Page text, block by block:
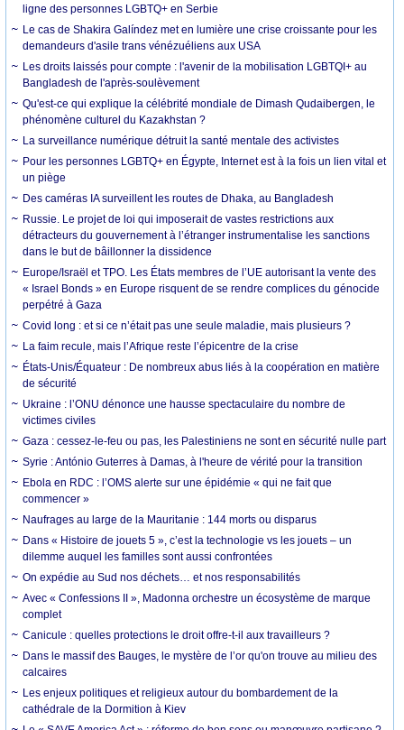
ligne des personnes LGBTQ+ en Serbie
Le cas de Shakira Galíndez met en lumière une crise croissante pour les
demandeurs d'asile trans vénézuéliens aux USA
Les droits laissés pour compte : l'avenir de la mobilisation LGBTQI+ au
Bangladesh de l'après-soulèvement
Qu'est-ce qui explique la célébrité mondiale de Dimash Qudaibergen, le
phénomène culturel du Kazakhstan ?
La surveillance numérique détruit la santé mentale des activistes
Pour les personnes LGBTQ+ en Égypte, Internet est à la fois un lien vital et
un piège
Des caméras IA surveillent les routes de Dhaka, au Bangladesh
Russie. Le projet de loi qui imposerait de vastes restrictions aux
détracteurs du gouvernement à l’étranger instrumentalise les sanctions
dans le but de bâillonner la dissidence
Europe/Israël et TPO. Les États membres de l’UE autorisant la vente des
« Israel Bonds » en Europe risquent de se rendre complices du génocide
perpétré à Gaza
Covid long : et si ce n’était pas une seule maladie, mais plusieurs ?
La faim recule, mais l’Afrique reste l’épicentre de la crise
États-Unis/Équateur : De nombreux abus liés à la coopération en matière
de sécurité
Ukraine : l’ONU dénonce une hausse spectaculaire du nombre de
victimes civiles
Gaza : cessez-le-feu ou pas, les Palestiniens ne sont en sécurité nulle part
Syrie : António Guterres à Damas, à l'heure de vérité pour la transition
Ebola en RDC : l’OMS alerte sur une épidémie « qui ne fait que
commencer »
Naufrages au large de la Mauritanie : 144 morts ou disparus
Dans « Histoire de jouets 5 », c’est la technologie vs les jouets – un
dilemme auquel les familles sont aussi confrontées
On expédie au Sud nos déchets… et nos responsabilités
Avec « Confessions II », Madonna orchestre un écosystème de marque
complet
Canicule : quelles protections le droit offre-t-il aux travailleurs ?
Dans le massif des Bauges, le mystère de l’or qu'on trouve au milieu des
calcaires
Les enjeux politiques et religieux autour du bombardement de la
cathédrale de la Dormition à Kiev